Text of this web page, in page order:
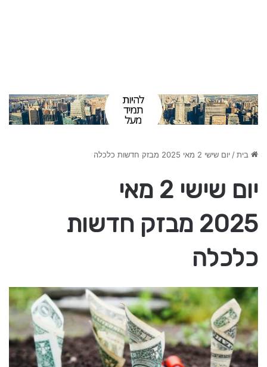
בית/יום שישי 2 מאי 2025 מבזק חדשות כלכלה
יום שישי 2 מאי
2025 מבזק חדשות
כלכלה